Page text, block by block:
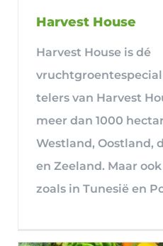
Harvest House
Harvest House is dé
telers van Harvest
meer dan 1000
Westland, Oostland,
en Zeeland. Maar
zoals in Tunesië en